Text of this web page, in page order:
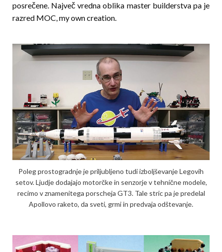
posrečene. Največ vredna oblika master builderstva pa je
razred MOC, my own creation.
Poleg prostogradnje je priljubljeno tudi izboljše­vanje Legovih
setov. Ljudje dodajajo motorčke in senzorje v tehnične modele,
recimo v znamenitega porscheja GT3. Tale stric pa je predelal
Apollovo raketo, da sveti, grmi in predvaja odštevanje.